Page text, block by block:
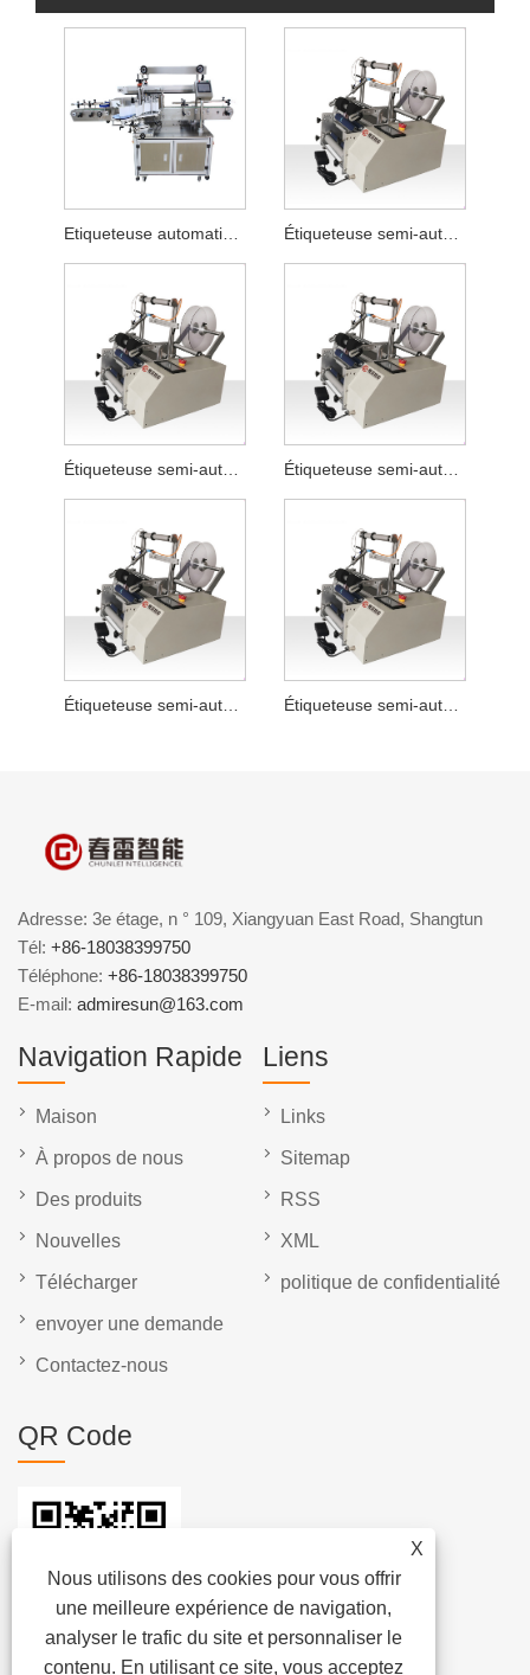
Etiqueteuse automatique à colle
Étiqueteuse semi-automatique pour tuyau de nettoyant facial plat
Étiqueteuse semi-automatique pour sauce chili
X
Nous utilisons des cookies pour vous offrir
une meilleure expérience de navigation,
analyser le trafic du site et personnaliser le
contenu. En utilisant ce site, vous acceptez
Adresse: 3e étage, n ° 109, Xiangyuan East Road, Shangtun
Tél: +86-18038399750
Téléphone: +86-18038399750
E-mail: admiresun@163.com
Navigation Rapide
Maison
À propos de nous
Des produits
Nouvelles
Télécharger
envoyer une demande
Contactez-nous
Liens
Links
Sitemap
RSS
XML
politique de confidentialité
QR Code